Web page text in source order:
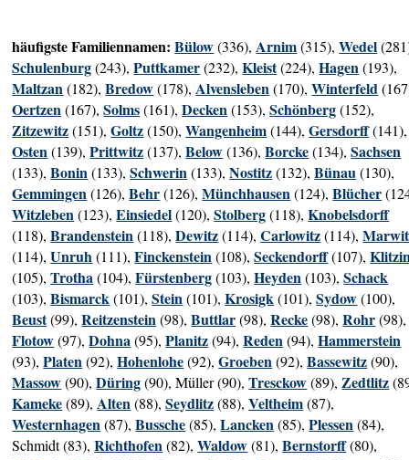
häufigste Familiennamen: Bülow(336), Arnim(315),Wedel
Schulenburg(243),Puttkamer(232),Kleist(224),Hagen (193),
Maltzan (182),Bredow(178), Alvensleben (170),Winterfeld
Oertzen (167),Solms(161),Decken (153),Schönberg(152),
Zitzewitz(151),Goltz(150),Wangenheim(144),Gersdorff(141),
Osten (139),Prittwitz(137),Below(136),Borcke(134),Sachsen
(133),Bonin (133),Schwerin (133),Nostitz(132),Bünau (130),
Gemmingen (126),Behr(126),Münchhausen (124),Blücher
Witzleben (123),Einsiedel(120),Stolberg(118),Knobelsdorff
(118),Brandenstein (118),Dewitz(114),Carlowitz(114),
(114),Unruh (111),Finckenstein (108),Seckendorff(107),
(105),Trotha (104),Fürstenberg(103),Heyden (103),Schack
(103),Bismarck (101),Stein (101),Krosigk (101),Sydow(100),
Beust(99),Reitzenstein (98),Buttlar(98),Recke(98),Rohr(98),
Flotow(97),Dohna (95),Planitz(94),Reden (94),Hammerstein
(93),Platen (92),Hohenlohe(92),Groeben (92),Bassewitz(90),
Massow(90),Düring(90), Müller (90),Tresckow(89), Zedtlitz
Kameke(89), Alten (88),Seydlitz(88),Veltheim(87),
Westernhagen (87),Bussche(85),Lancken (85),Plessen (84),
Schmidt (83),Richthofen (82),Waldow(81),Bernstorff(80),